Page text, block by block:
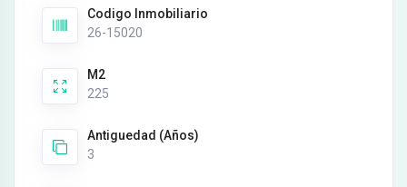
Codigo Inmobiliario
26-15020
M2
225
Antiguedad (Años)
3